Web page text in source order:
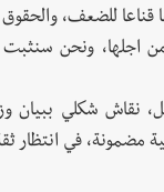
قناعا للضعف،
اجلها، ونحن سنثبت
نقاش شكلي ببيان
مضمونة، في انتظار